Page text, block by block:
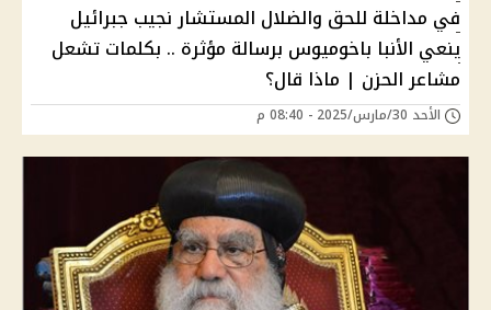
في مداخلة للحق والضلال المستشار نجيب جبرائيل
ينعي الأنبا باخوميوس برسالة مؤثرة .. بكلمات تشعل
مشاعر الحزن | ماذا قال؟
الأحد 30/مارس/2025 - 08:40 م